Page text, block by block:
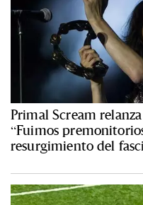
Primal Scream
“Fuimos
resurgimiento del